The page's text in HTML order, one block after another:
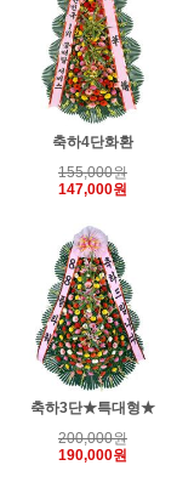
축하4단화환
155,000원
147,000원
축하3단★특대형★
200,000원
190,000원